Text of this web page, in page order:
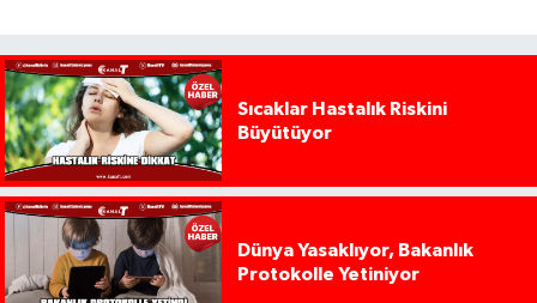
Sıcaklar Hastalık Riskini
Büyütüyor
Dünya Yasaklıyor, Bakanlık
Protokolle Yetiniyor